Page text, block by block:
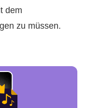
dem
zu müssen.